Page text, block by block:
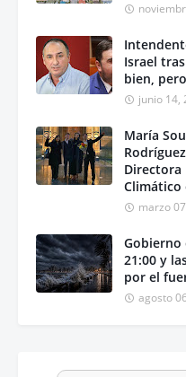
Israel
bien,
junio 14,
María
Directora
Climático
marzo
Gobierno
21:00 y
por el
agosto